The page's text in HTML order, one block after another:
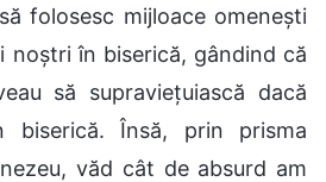
folosesc mijloace omenești
noștri în biserică, gândind că
să supraviețuiască dacă
biserică. Însă, prin prisma
văd cât de absurd am